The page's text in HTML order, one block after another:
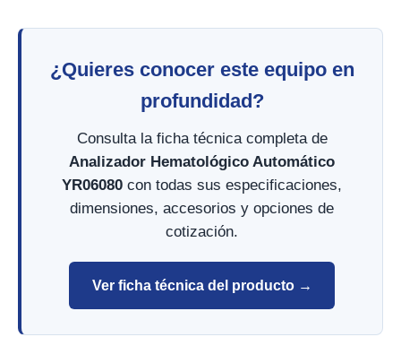
¿Quieres conocer este equipo en
profundidad?
Consulta la ficha técnica completa de
Analizador Hematológico Automático
YR06080 con todas sus especificaciones,
dimensiones, accesorios y opciones de
cotización.
Ver ficha técnica del producto →